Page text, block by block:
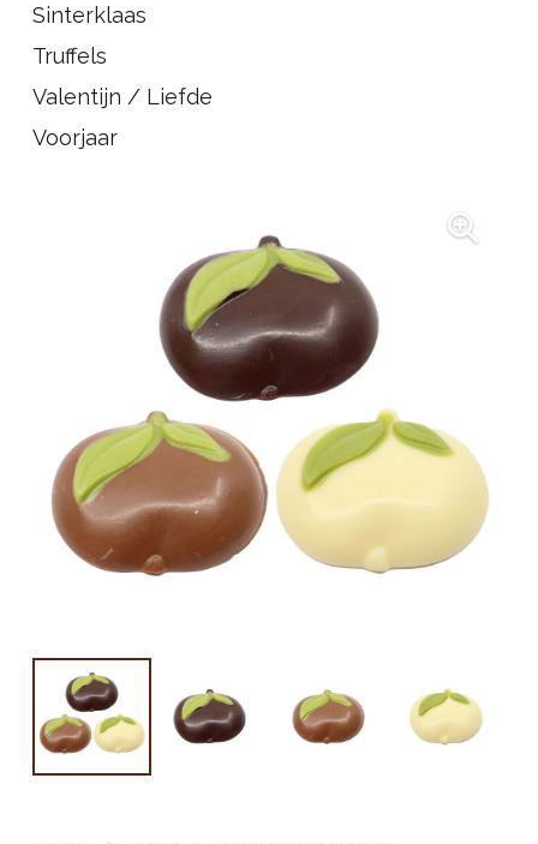
Sinterklaas
Truffels
Valentijn / Liefde
Voorjaar